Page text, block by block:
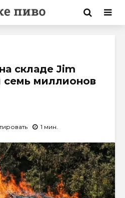
складе Jim
семь миллионов
1 мин.